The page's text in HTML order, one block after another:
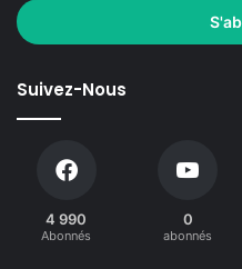
Suivez-Nous
4 990
Abonnés
0
abonnés